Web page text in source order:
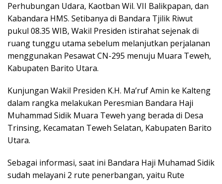
Perhubungan Udara, Kaotban Wil. VII Balikpapan, dan
Kabandara HMS. Setibanya di Bandara Tjilik Riwut
pukul 08.35 WIB, Wakil Presiden istirahat sejenak di
ruang tunggu utama sebelum melanjutkan perjalanan
menggunakan Pesawat CN-295 menuju Muara Teweh,
Kabupaten Barito Utara.
Kunjungan Wakil Presiden K.H. Ma’ruf Amin ke Kalteng
dalam rangka melakukan Peresmian Bandara Haji
Muhammad Sidik Muara Teweh yang berada di Desa
Trinsing, Kecamatan Teweh Selatan, Kabupaten Barito
Utara.
Sebagai informasi, saat ini Bandara Haji Muhamad Sidik
sudah melayani 2 rute penerbangan, yaitu Rute